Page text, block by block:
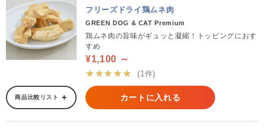
フリーズドライ鶏ムネ肉
GREEN DOG & CAT Premium
鶏ムネ肉の旨味がギュッと凝縮！トッピングにおす
すめ
¥1,100 ～
★★★★★
(1件)
商品比較リスト カートに入れる